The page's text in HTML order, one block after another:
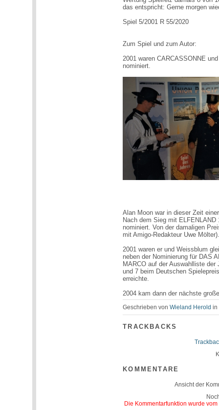
das entspricht: Gerne morgen
Spiel 5/2001 R 55/2020
Zum Spiel und zum Autor:
2001 waren CARCASSONNE
nominiert.
Alan Moon war in dieser Zeit
Nach dem Sieg mit
nominiert. Von der damaligen
mit Amigo-Redakteur Uwe
2001 waren er und Weissblum
neben der Nominierung für DAS
MARCO auf der Auswahlliste
und 7 beim Deutschen
erreichte.
2004 kam dann der nächste
Geschrieben vonWieland Herold in
TRACKBACKS
KOMMENTARE
Ansicht der
Die Kommentarfunktion wurde